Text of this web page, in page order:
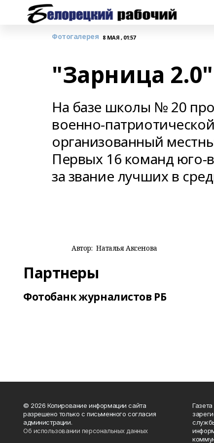
Фотогалерея 8 МАЯ , 01:57
"Зарница
На базе школы № 20
военно-
организованный
Первых 16 команд юго-
за звание лучших в
Автор: Наталья Аксенова
Партнеры
Фотобанк журналистов РБ
© 2026 Копирование информации сайта
разрешено только с письменного согласия
администрации.
Об использовании персональных данных